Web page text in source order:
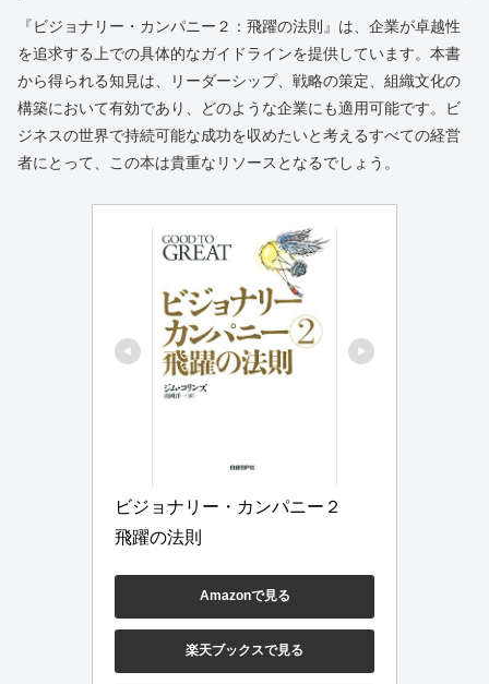
『ビジョナリー・カンパニー２：飛躍の法則』は、企業が卓越性
を追求する上での具体的なガイドラインを提供しています。本書
から得られる知見は、リーダーシップ、戦略の策定、組織文化の
構築において有効であり、どのような企業にも適用可能です。ビ
ジネスの世界で持続可能な成功を収めたいと考えるすべての経営
者にとって、この本は貴重なリソースとなるでしょう。
ビジョナリー・カンパニー２
飛躍の法則
Amazonで見る
楽天ブックスで見る